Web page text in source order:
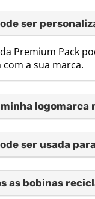
ser
Premium Pack
a sua marca.
ser usada
as bobinas